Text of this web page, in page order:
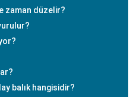
zaman düzelir?
balık hangisidir?